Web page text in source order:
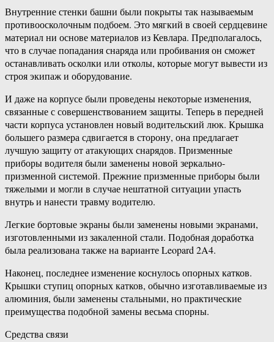
Внутренние стенки башни были покрыты так называемым
противоосколочным подбоем. Это мягкий в своей сердцевине
материал ни основе материалов из Кевлара. Предполагалось,
что в случае попадания снаряда или пробивания он сможет
останавливать осколки или отколы, которые могут вывести из
строя экипаж и оборудование.
И даже на корпусе были проведены некоторые изменения,
связанные с совершенствованием защиты. Теперь в передней
части корпуса установлен новый водительский люк. Крышка
большего размера сдвигается в сторону, она предлагает
лучшую защиту от атакующих снарядов. Призменные
приборы водителя были заменены новой зеркально-
призменной системой. Прежние призменные приборы были
тяжелыми и могли в случае нештатной ситуации упасть
внутрь и нанести травму водителю.
Легкие бортовые экраны были заменены новыми экранами,
изготовленными из закаленной стали. Подобная доработка
была реализована также на варианте Leopard 2A4.
Наконец, последнее изменение коснулось опорных катков.
Крышки ступиц опорных катков, обычно изготавливаемые из
алюминия, были заменены стальными, но практические
преимущества подобной замены весьма спорны.
Средства связи